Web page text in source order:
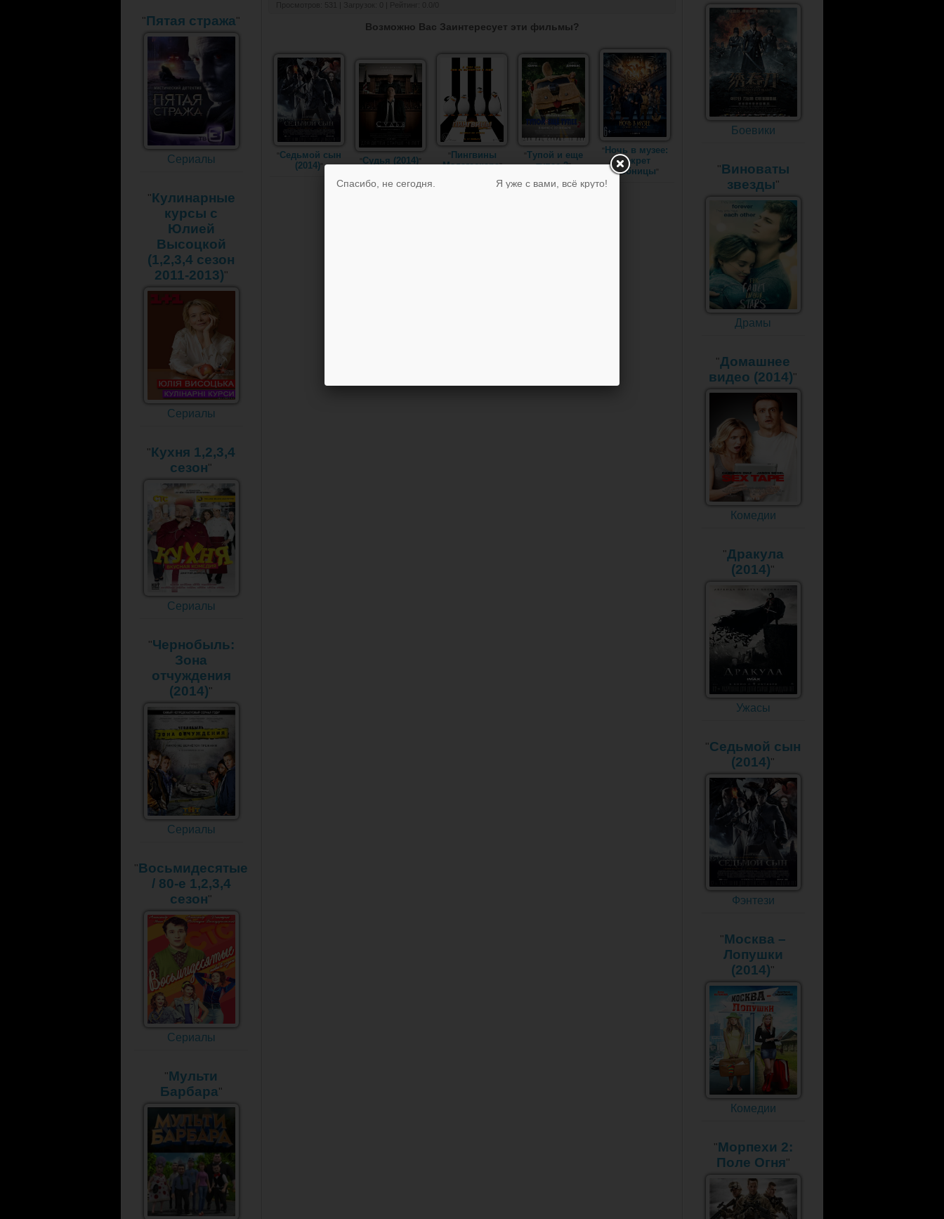
"Пятая стража"
Сериалы
"Кулинарные
курсы с
Юлией
Высоцкой
(1,2,3,4 сезон
2011-2013)"
Сериалы
"Кухня 1,2,3,4
сезон"
Сериалы
"Чернобыль:
Зона
отчуждения
(2014)"
Сериалы
"Восьмидесятые
/ 80-е 1,2,3,4
сезон"
Сериалы
"Мульти
Барбара"
Возможно Вас Заинтересует эти фильмы?
Седьмой сын
(2014)
Судья (2014)
Пингвины
Мадагаскара"
Тупой и еще
тупее 2"
Ночь в музее:
Секрет
гробницы
Боевики
"Виноваты
звезды"
Драмы
"Домашнее
видео (2014)"
Комедии
"Дракула
(2014)"
Ужасы
"Седьмой сын
(2014)"
Фэнтези
"Москва –
Лопушки
(2014)"
Комедии
"Морпехи 2:
Поле Огня"
Спасибо, не сегодня. Я уже с вами, всё круто!